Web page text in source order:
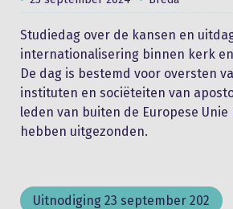
Studiedag over de kansen en
internationalisering binnen kerk
De dag is bestemd voor oversten
instituten en sociëteiten van
leden van buiten de Europese
hebben uitgezonden.
Uitnodiging 23 september 202